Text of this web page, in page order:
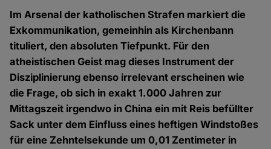
Im Arsenal der katholischen Strafen markiert die
Exkommunikation, gemeinhin als Kirchenbann
tituliert, den absoluten Tiefpunkt. Für den
atheistischen Geist mag dieses Instrument der
Disziplinierung ebenso irrelevant erscheinen wie
die Frage, ob sich in exakt 1.000 Jahren zur
Mittagszeit irgendwo in China ein mit Reis befüllter
Sack unter dem Einfluss eines heftigen Windstoßes
für eine Zehntelsekunde um 0,01 Zentimeter in